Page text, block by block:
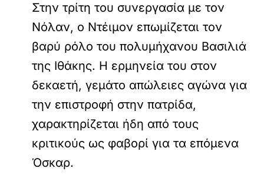
Στην τρίτη του συνεργασία με τον
Νόλαν, ο Ντέιμον επωμίζεται τον
βαρύ ρόλο του πολυμήχανου Βασιλιά
της Ιθάκης. Η ερμηνεία του στον
δεκαετή, γεμάτο απώλειες αγώνα για
την επιστροφή στην πατρίδα,
χαρακτηρίζεται ήδη από τους
κριτικούς ως φαβορί για τα επόμενα
Όσκαρ.